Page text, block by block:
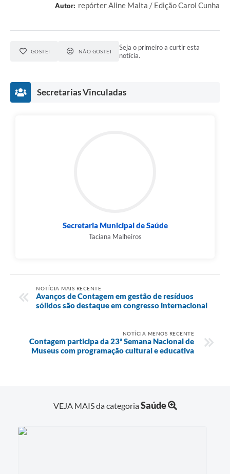
Autor: repórter Aline Malta / Edição Carol Cunha
GOSTEI NÃO GOSTEI
Seja o primeiro a curtir esta
notícia.
Secretarias Vinculadas
Secretaria Municipal de Saúde
Taciana Malheiros
NOTÍCIA MAIS RECENTE
Avanços de Contagem em gestão de resíduos
sólidos são destaque em congresso internacional
NOTÍCIA MENOS RECENTE
Contagem participa da 23ª Semana Nacional de
Museus com programação cultural e educativa
VEJA MAIS da categoriaSaúde